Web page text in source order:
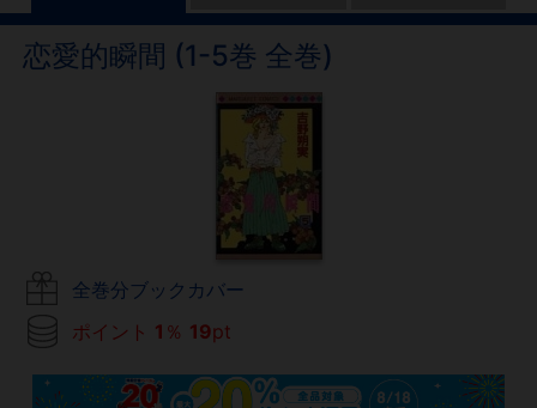
恋愛的瞬間 (1-5巻 全巻)
全巻分ブックカバー
ポイント 1 ％ 19pt